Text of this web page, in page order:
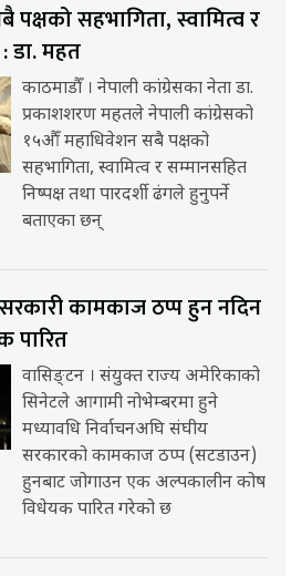
सहभागिता, स्वामित्व र
डा. महत
काठमाडौँ । नेपाली कांग्रेसका नेता डा.
प्रकाशशरण महतले नेपाली कांग्रेसको
१५औँ महाधिवेशन सबै पक्षको
सहभागिता, स्वामित्व र सम्मानसहित
निष्पक्ष तथा पारदर्शी ढंगले हुनुपर्ने
बताएका छन्
सरकारी कामकाज ठप्प हुन नदिन
पारित
वासिङ्टन । संयुक्त राज्य अमेरिकाको
सिनेटले आगामी नोभेम्बरमा हुने
मध्यावधि निर्वाचनअघि संघीय
सरकारको कामकाज ठप्प (सटडाउन)
हुनबाट जोगाउन एक अल्पकालीन कोष
विधेयक पारित गरेको छ